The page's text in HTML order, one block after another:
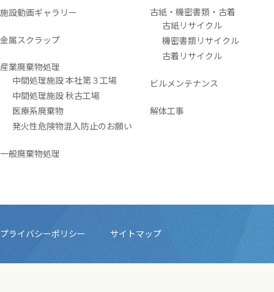
施設動画ギャラリー
金属スクラップ
産業廃棄物処理
中間処理施設 本社第３工場
中間処理施設 秋古工場
医療系廃棄物
発火性危険物混入防止のお願い
一般廃棄物処理
古紙・機密書類・古着
古紙リサイクル
機密書類リサイクル
古着リサイクル
ビルメンテナンス
解体工事
プライバシーポリシー サイトマップ